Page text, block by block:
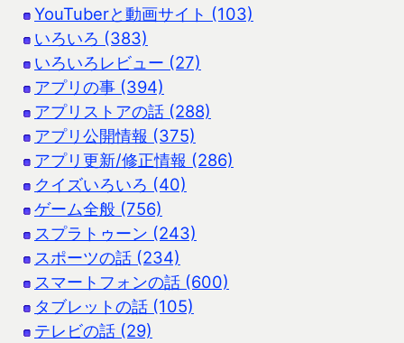
YouTuberと動画サイト (103)
いろいろ (383)
いろいろレビュー (27)
アプリの事 (394)
アプリストアの話 (288)
アプリ公開情報 (375)
アプリ更新/修正情報 (286)
クイズいろいろ (40)
ゲーム全般 (756)
スプラトゥーン (243)
スポーツの話 (234)
スマートフォンの話 (600)
タブレットの話 (105)
テレビの話 (29)